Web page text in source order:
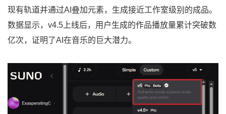
现有轨道并通过AI叠加元素，生成接近工作室级别的成品。
数据显示，v4.5上线后，用户生成的作品播放量累计突破数
亿次，证明了AI在音乐的巨大潜力。